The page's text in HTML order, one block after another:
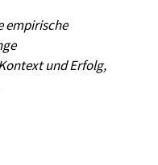
empirische
und Erfolg,